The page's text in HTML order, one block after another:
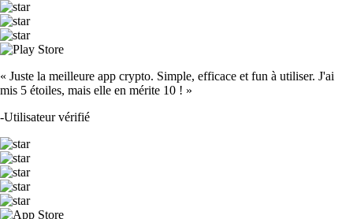
« Juste la meilleure app crypto. Simple, efficace et fun à utiliser. J'ai
mis 5 étoiles, mais elle en mérite 10 ! »
-Utilisateur vérifié